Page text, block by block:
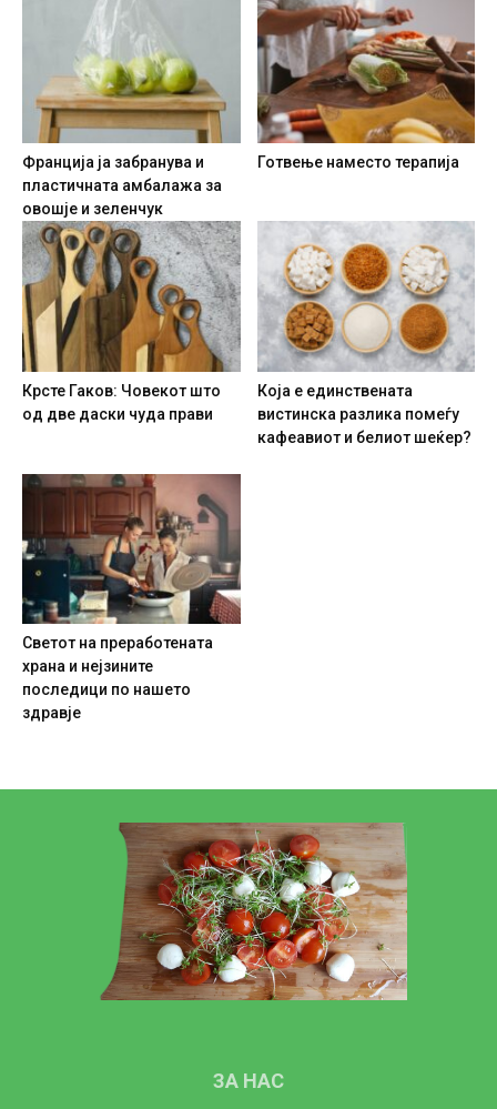
Франција ја забранува и
пластичната амбалажа за
овошје и зеленчук
Готвење наместо терапија
Крсте Гаков: Човекот што
од две даски чуда прави
Која е единствената
вистинска разлика помеѓу
кафеавиот и белиот шеќер?
Светот на преработената
храна и нејзините
последици по нашето
здравје
ЗА НАС